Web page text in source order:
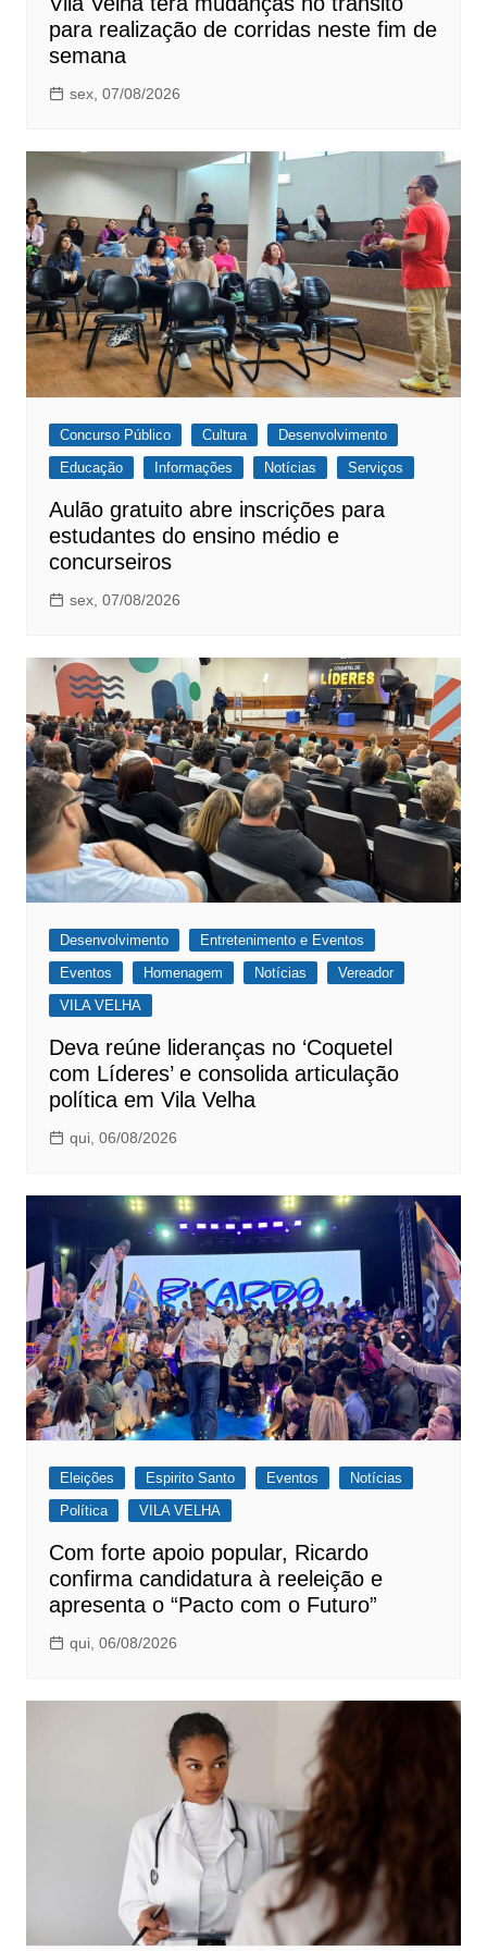
para realização de corridas neste fim de
semana
sex, 07/08/2026
Concurso Público Cultura
Desenvolvimento
Educação
Informações Notícias Serviços
Aulão gratuito abre inscrições para
estudantes do ensino médio e
concurseiros
sex, 07/08/2026
Desenvolvimento
Entretenimento e Eventos
Eventos
Homenagem Notícias
Vereador
VILA VELHA
Deva reúne lideranças no ‘Coquetel
com Líderes’ e consolida articulação
política em Vila Velha
qui, 06/08/2026
Eleições Espirito Santo Eventos
Notícias
Política
VILA VELHA
Com forte apoio popular, Ricardo
confirma candidatura à reeleição e
apresenta o “Pacto com o Futuro”
qui, 06/08/2026